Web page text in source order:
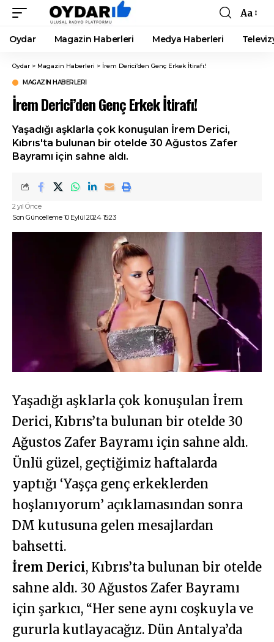
Font
Resizer
Aa
Oydar Magazin Haberleri Medya Haberleri
Oydar > Magazin Haberleri > İrem Derici’den Genç Erkek İtirafı!
MAGAZIN HABERLERI
İrem Derici’den Genç Erkek İtirafı!
Yaşadığı aşklarla çok konuşulan İrem Derici,
Kıbrıs'ta bulunan bir otelde 30 Ağustos Zafer
Bayramı için sahne aldı.
Son Güncelleme 10 Eylül 2024 15:23
2 yıl Önce
Yaşadığı aşklarla çok konuşulan İrem
Derici, Kıbrıs’ta bulunan bir otelde 30
Ağustos Zafer Bayramı için sahne aldı.
Ünlü güzel, geçtiğimiz haftalarda
yaptığı ‘Yaşça genç erkeklerden
hoşlanıyorum’ açıklamasından sonra
DM kutusuna gelen mesajlardan
bahsetti.
İrem Derici, Kıbrıs’ta bulunan bir otelde
sahne aldı. 30 Ağustos Zafer Bayramı
için şarkıcı, “Her sene aynı coşkuyla ve
gururla kutlayacağız. Dün Antalya’da